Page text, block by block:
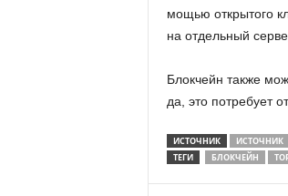
мо­щью от­кры­то­го
на от­дель­ный
Блок­чейн также
да, это по­тре­бу­ет
ИСТОЧНИК
ИСТОЧНИК
ТЕГИ
БЛОКЧЕЙН